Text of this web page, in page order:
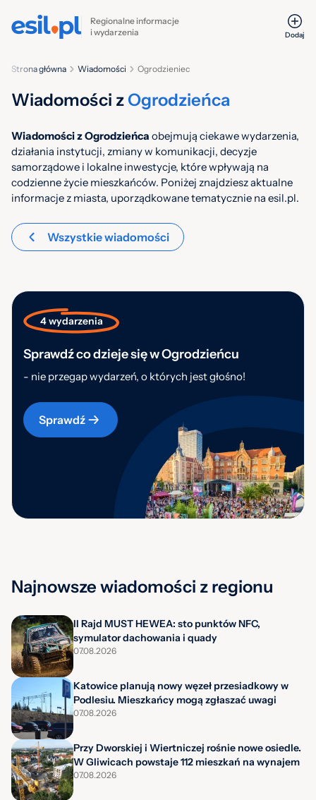
Regionalne informacje
i wydarzenia
Dodaj
Ogrodzieniec
Wiadomości
Strona główna
Wiadomości z Ogrodzieńca
Wiadomości z Ogrodzieńca obejmują ciekawe wydarzenia,
działania instytucji, zmiany w komunikacji, decyzje
samorządowe i lokalne inwestycje, które wpływają na
codzienne życie mieszkańców. Poniżej znajdziesz aktualne
informacje z miasta, uporządkowane tematycznie na esil.pl.
Wszystkie wiadomości
4 wydarzenia
Sprawdź co dzieje się w Ogrodzieńcu
- nie przegap wydarzeń, o których jest głośno!
Sprawdź
Najnowsze wiadomości z regionu
II Rajd MUST HEWEA: sto punktów NFC,
symulator dachowania i quady
07.08.2026
Katowice planują nowy węzeł przesiadkowy w
Podlesiu. Mieszkańcy mogą zgłaszać uwagi
07.08.2026
Przy Dworskiej i Wiertniczej rośnie nowe osiedle.
W Gliwicach powstaje 112 mieszkań na wynajem
07.08.2026